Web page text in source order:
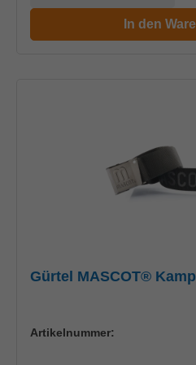
In den
Gürtel MASCOT®
Artikelnummer: